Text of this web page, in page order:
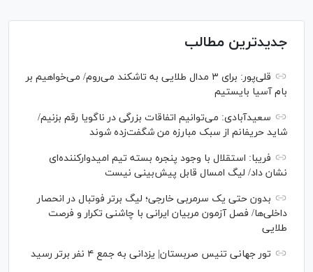
جدیدترین مطالب
قلی‌پور: برای ۳ مدال طلایی به تاشکند می‌روم/ می‌خواهیم بر
بام آسیا بایستیم
سعیدآبادی: می‌توانیم اتفاقات بزرگی در ناگویا رقم بزنیم/
شاید حریفانم از سبک مبارزه من شگفت‌زده شوند
فریبا: استقلال با وجود پنجره بسته تیم امیدوارکننده‌ای
نشان داد/ لیگ امسال قابل پیش‌بینی نیست
بدون حتی یک سرمربی خارجی؛ لیگ برتر فوتبال در انحصار
داخلی‌ها/ فصل آزمون مربیان ایرانی با چاشنی تکرار و فرصت
طلایی
تور جهانی تنیس صربستان| یزدانی به جمع ۴ نفر برتر رسید